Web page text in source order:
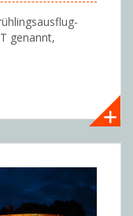
genannt,